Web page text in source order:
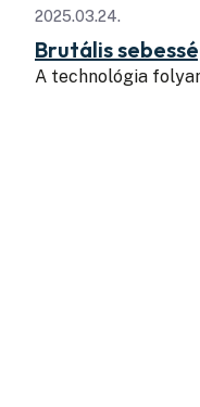
2025.03.24.
Brutális
A technológia